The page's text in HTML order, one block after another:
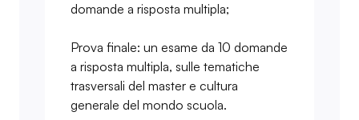
domande a risposta multipla;
Prova finale: un esame da 10 domande
a risposta multipla, sulle tematiche
trasversali del master e cultura
generale del mondo scuola.